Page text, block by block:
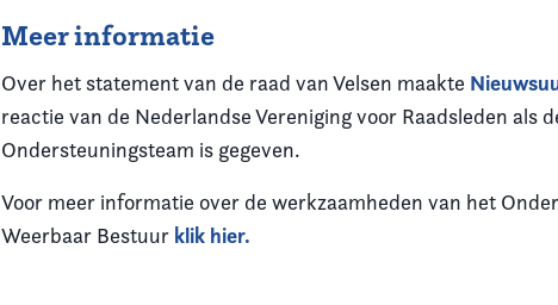
Meer informatie
Over het statement van de raad van Velsen maakte
reactie van de Nederlandse Vereniging voor Raadsleden als
Ondersteuningsteam is gegeven.
Voor meer informatie over de werkzaamheden van het
Weerbaar Bestuur klik hier.